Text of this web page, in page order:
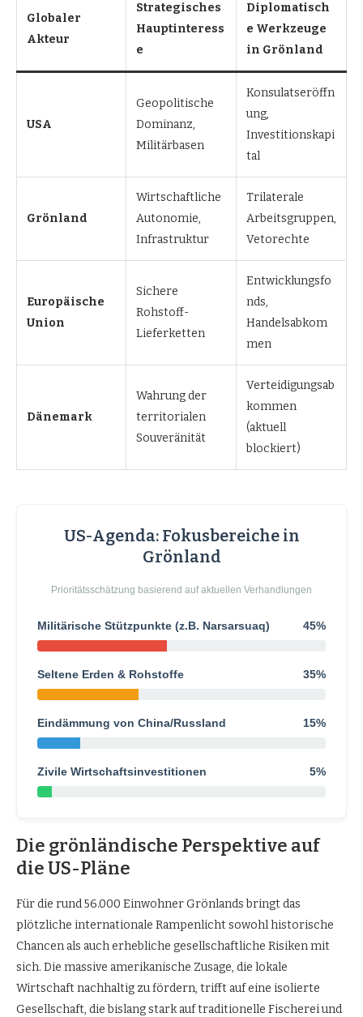
Globaler
Akteur
Strategisches
Hauptinteress
e
Diplomatisch
e Werkzeuge
in Grönland
USA
Geopolitische
Dominanz,
Militärbasen
Konsulatseröffn
ung,
Investitionskapi
tal
Grönland
Wirtschaftliche
Autonomie,
Infrastruktur
Trilaterale
Arbeitsgruppen,
Vetorechte
Europäische
Union
Sichere
Rohstoff-
Lieferketten
Entwicklungsfo
nds,
Handelsabkom
men
Dänemark
Wahrung der
territorialen
Souveränität
Verteidigungsab
kommen
(aktuell
blockiert)
US-Agenda: Fokusbereiche in
Grönland
Prioritätsschätzung basierend auf aktuellen Verhandlungen
Militärische Stützpunkte (z.B. Narsarsuaq) 45%
Seltene Erden & Rohstoffe 35%
Eindämmung von China/Russland 15%
Zivile Wirtschaftsinvestitionen 5%
Die grönländische Perspektive auf
die US-Pläne
Für die rund 56.000 Einwohner Grönlands bringt das
plötzliche internationale Rampenlicht sowohl historische
Chancen als auch erhebliche gesellschaftliche Risiken mit
sich. Die massive amerikanische Zusage, die lokale
Wirtschaft nachhaltig zu fördern, trifft auf eine isolierte
Gesellschaft, die bislang stark auf traditionelle Fischerei und